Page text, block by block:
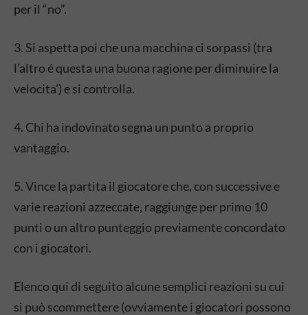
per il “no”.
3. Si aspetta poi che una macchina ci sorpassi (tra
l’altro é questa una buona ragione per diminuire la
velocita’) e si controlla.
4. Chi ha indovinato segna un punto a proprio
vantaggio.
5. Vince la partita il giocatore che, con successive e
varie reazioni azzeccate, raggiunge per primo 10
punti o un altro punteggio previamente concordato
con i giocatori.
Elenco qui di seguito alcune semplici reazioni su cui
si può scommettere (ovviamente i giocatori possono